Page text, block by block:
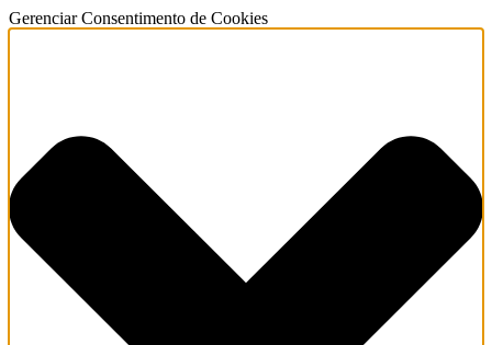
Gerenciar Consentimento de Cookies